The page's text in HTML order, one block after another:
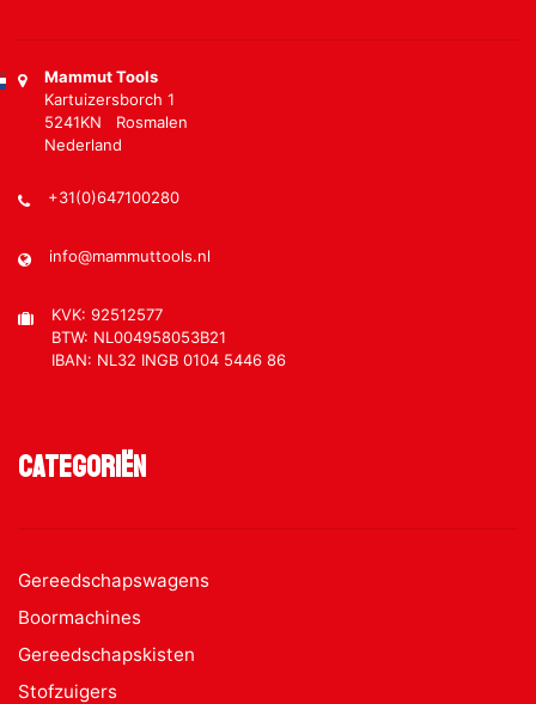
Mammut Tools
Kartuizersborch 1
5241KN Rosmalen
Nederland
+31(0)647100280
info@mammuttools.nl
KVK: 92512577
BTW: NL004958053B21
IBAN: NL32 INGB 0104 5446 86
Categoriën
Gereedschapswagens
Boormachines
Gereedschapskisten
Stofzuigers